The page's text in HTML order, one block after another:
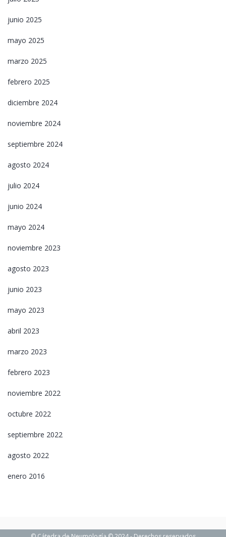
junio 2025
mayo 2025
marzo 2025
febrero 2025
diciembre 2024
noviembre 2024
septiembre 2024
agosto 2024
julio 2024
junio 2024
mayo 2024
noviembre 2023
agosto 2023
junio 2023
mayo 2023
abril 2023
marzo 2023
febrero 2023
noviembre 2022
octubre 2022
septiembre 2022
agosto 2022
enero 2016